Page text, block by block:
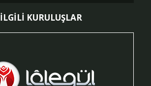
İLGİLİ KURULUŞLAR